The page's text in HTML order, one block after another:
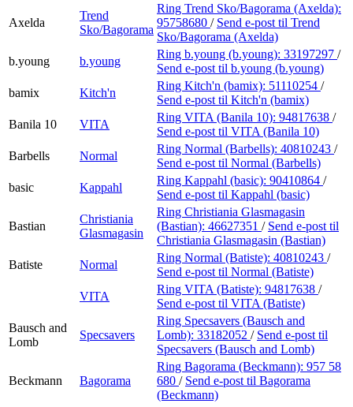
Axelda
Trend
Sko/Bagorama
Ring Trend Sko/Bagorama (Axelda):
95758680 / Send e-post til Trend
Sko/Bagorama (Axelda)
b.young
b.young
Ring b.young (b.young): 33197297 /
Send e-post til b.young (b.young)
bamix
Kitch'n
Ring Kitch'n (bamix): 51110254 /
Send e-post til Kitch'n (bamix)
Banila 10
VITA
Ring VITA (Banila 10): 94817638 /
Send e-post til VITA (Banila 10)
Barbells
Normal
Ring Normal (Barbells): 40810243 /
Send e-post til Normal (Barbells)
basic
Kappahl
Ring Kappahl (basic): 90410864 /
Send e-post til Kappahl (basic)
Bastian
Christiania
Glasmagasin
Ring Christiania Glasmagasin
(Bastian): 46627351 / Send e-post til
Christiania Glasmagasin (Bastian)
Batiste
Normal
Ring Normal (Batiste): 40810243 /
Send e-post til Normal (Batiste)
VITA
Ring VITA (Batiste): 94817638 /
Send e-post til VITA (Batiste)
Bausch and
Lomb
Specsavers
Ring Specsavers (Bausch and
Lomb): 33182052 / Send e-post til
Specsavers (Bausch and Lomb)
Beckmann Bagorama
Ring Bagorama (Beckmann): 957 58
680 / Send e-post til Bagorama
(Beckmann)